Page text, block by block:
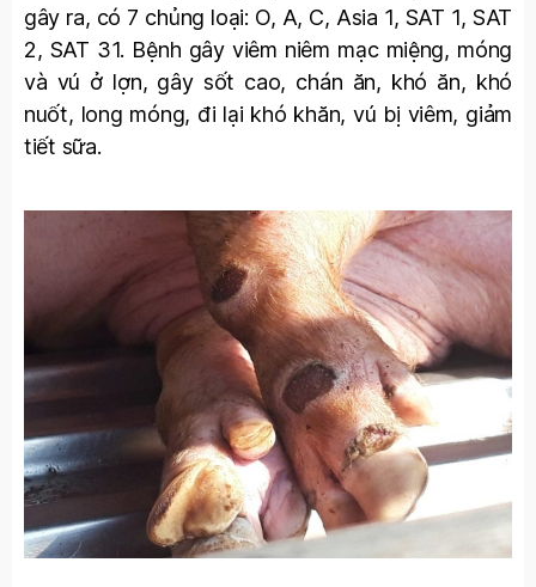
gây ra, có 7 chủng loại: O, A, C, Asia 1, SAT 1, SAT
2, SAT 31. Bệnh gây viêm niêm mạc miệng, móng
và vú ở lợn, gây sốt cao, chán ăn, khó ăn, khó
nuốt, long móng, đi lại khó khăn, vú bị viêm, giảm
tiết sữa.